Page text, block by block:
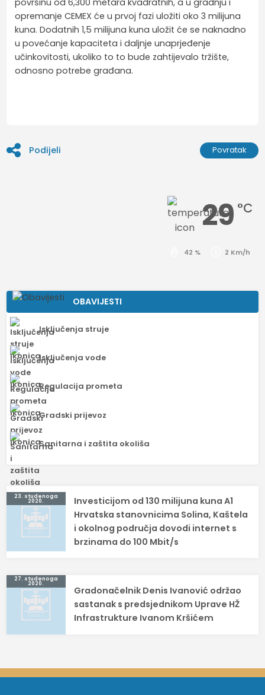
opremanje CEMEX će u prvoj fazi uložiti oko 3 milijuna
kuna. Dodatnih 1,5 milijuna kuna uložit će se naknadno
u povećanje kapaciteta i daljnje unaprjeđenje
učinkovitosti, ukoliko to to bude zahtijevalo tržište,
odnosno potrebe građana.
Podijeli Povratak
29 °C
42 % 2 Km/h
OBAVIJESTI
Isključenja struje
Isključenja vode
Regulacija prometa
Gradski prijevoz
Sanitarna i zaštita okoliša
Navigacija
objava
23. studenoga
2020.
Investicijom od 130 milijuna kuna A1
Hrvatska stanovnicima Solina, Kaštela
i okolnog područja dovodi internet s
brzinama do 100 Mbit/s
27. studenoga
2020.
Gradonačelnik Denis Ivanović održao
sastanak s predsjednikom Uprave HŽ
Infrastrukture Ivanom Kršićem